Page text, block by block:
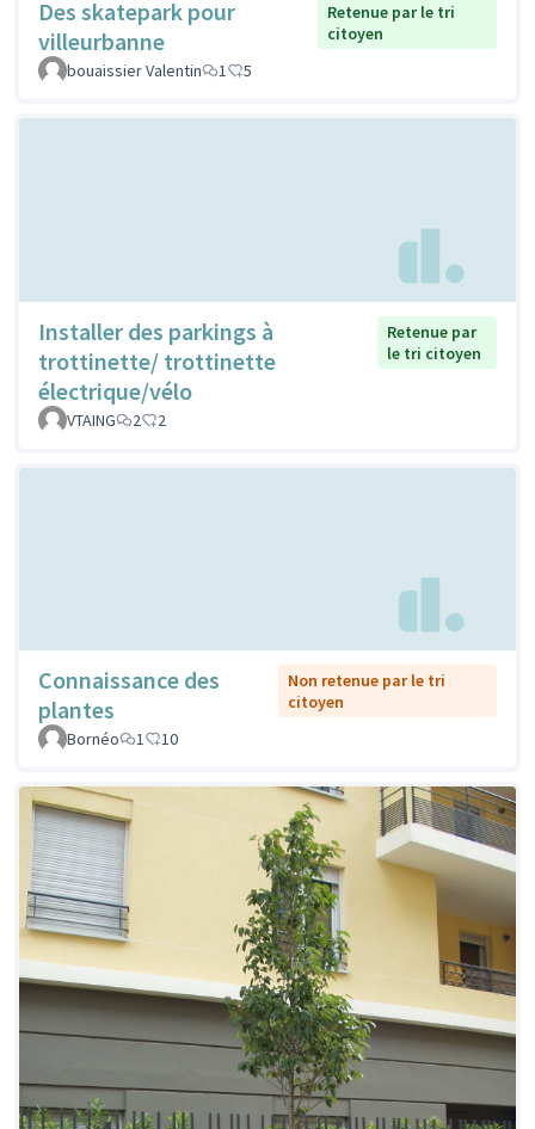
Des skatepark pour
villeurbanne
Retenue par le tri
citoyen
bouaissier Valentin
1 5
Installer des parkings à
trottinette/ trottinette
électrique/vélo
Retenue par
le tri citoyen
VTAING 2 2
Connaissance des
plantes
Non retenue par le tri
citoyen
Bornéo
1 10